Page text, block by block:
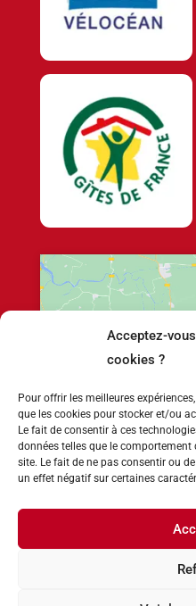
Acceptez-
cookies ?
Pour offrir les meilleures
que les cookies pour stocker et/ou
Le fait de consentir à ces
données telles que le
site. Le fait de ne pas consentir ou
un effet négatif sur certaines
Cliquez pour